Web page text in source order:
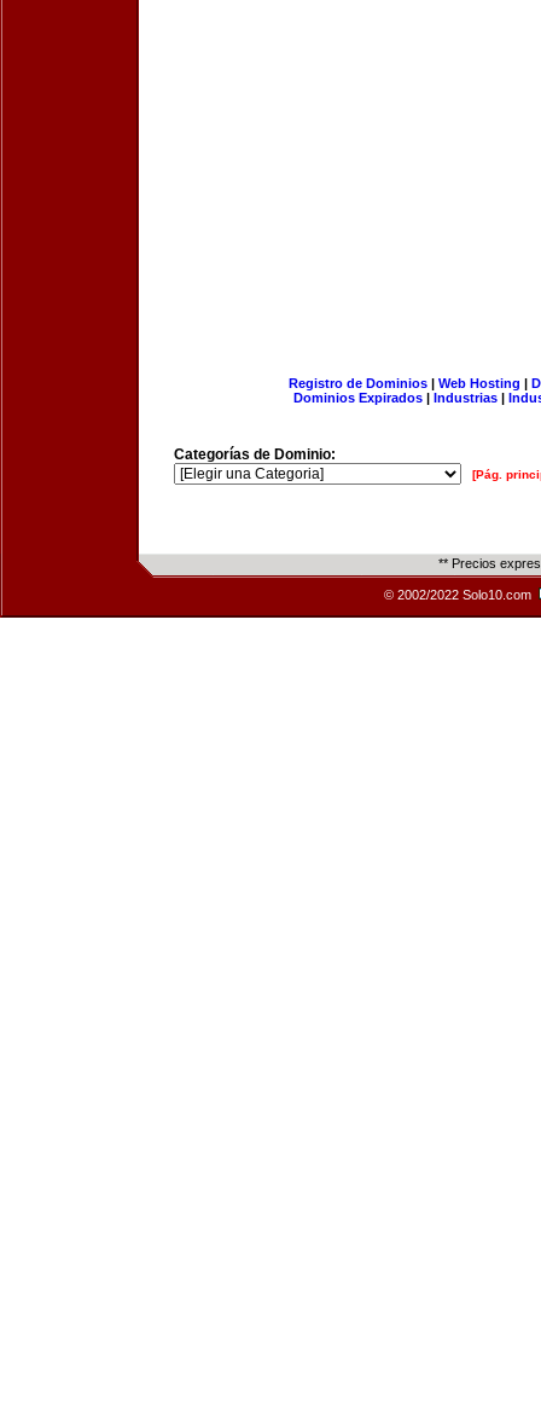
Registro de Dominios| Web Hosting |
Dominios Expirados | Industrias |
Categorías de Dominio:
[Pág.
** Precios
© 2002/2022 Solo10.com